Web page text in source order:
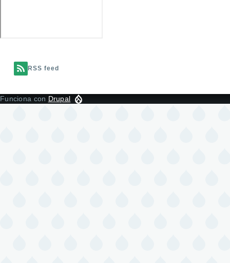
RSS feed
Funciona con Drupal